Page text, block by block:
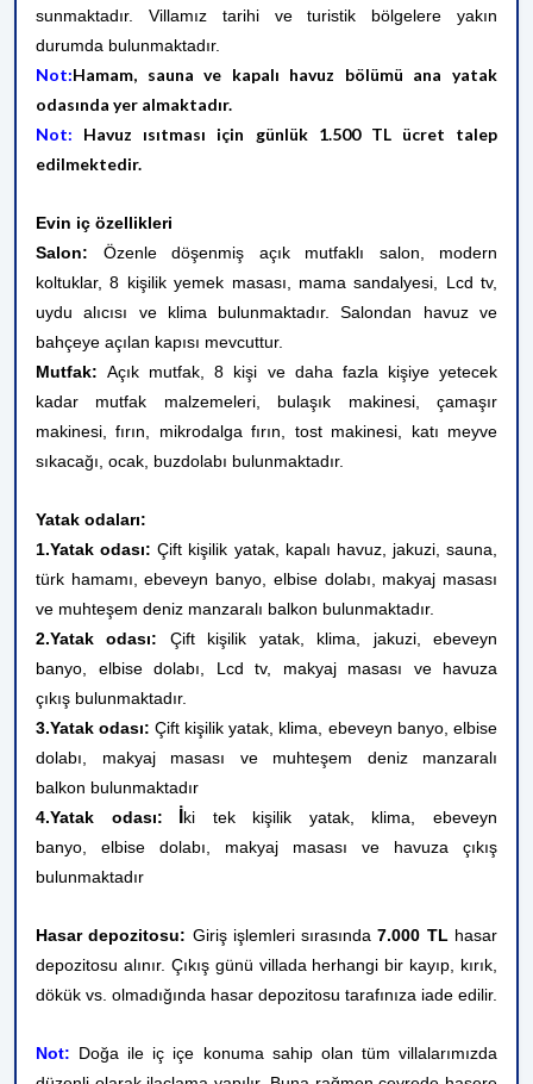
sunmaktadır. Villamız tarihi ve turistik bölgelere yakın
durumda bulunmaktadır.
Not:Hamam, sauna ve kapalı havuz bölümü ana yatak
odasında yer almaktadır.
Not: Havuz ısıtması için günlük 1.500 TL ücret talep
edilmektedir.
Evin iç özellikleri
Salon: Özenle döşenmiş açık mutfaklı salon, modern
koltuklar, 8 kişilik yemek masası, mama sandalyesi, Lcd tv,
uydu alıcısı ve klima bulunmaktadır. Salondan havuz ve
bahçeye açılan kapısı mevcuttur.
Mutfak:Açık mutfak, 8 kişi ve daha fazla kişiye yetecek
kadar mutfak malzemeleri, bulaşık makinesi, çamaşır
makinesi, fırın, mikrodalga fırın, tost makinesi, katı meyve
sıkacağı, ocak, buzdolabı bulunmaktadır.
Yatak odaları:
1.Yatak odası:Çift kişilik yatak, kapalı havuz, jakuzi, sauna,
türk hamamı, ebeveyn banyo, elbise dolabı, makyaj masası
ve muhteşem deniz manzaralı balkon bulunmaktadır.
2.Yatak odası: Çift kişilik yatak, klima, jakuzi, ebeveyn
banyo, elbise dolabı, Lcd tv, makyaj masası ve havuza
çıkış bulunmaktadır.
3.Yatak odası: Çift kişilikyatak, klima, ebeveyn banyo, elbise
dolabı, makyaj masası ve muhteşem deniz manzaralı
balkon bulunmaktadır
4.Yatak odası:
İki tek kişilik yatak, klima, ebeveyn
banyo, elbise dolabı, makyaj masası ve havuza çıkış
bulunmaktadır
Hasar depozitosu: Giriş işlemleri sırasında7.000 TL hasar
depozitosu alınır. Çıkış günü villada herhangi bir kayıp, kırık,
dökük vs. olmadığında hasar depozitosu tarafınıza iade edilir.
Not: Doğa ile iç içe konuma sahip olan tüm villalarımızda